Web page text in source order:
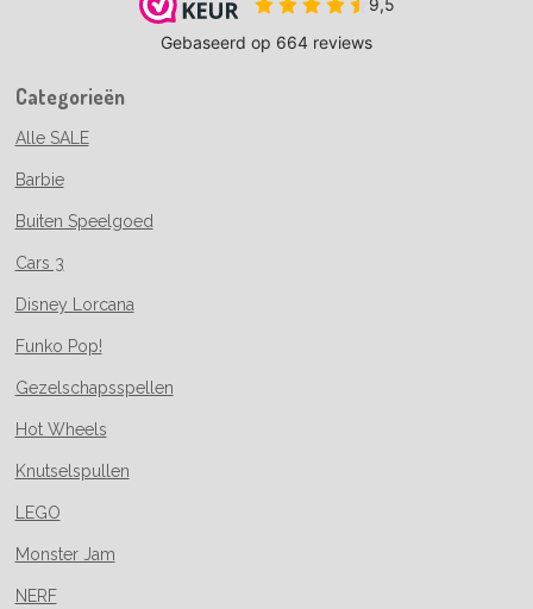
Categorieën
Alle SALE
Barbie
Buiten Speelgoed
Cars 3
Disney Lorcana
Funko Pop!
Gezelschapsspellen
Hot Wheels
Knutselspullen
LEGO
Monster Jam
NERF